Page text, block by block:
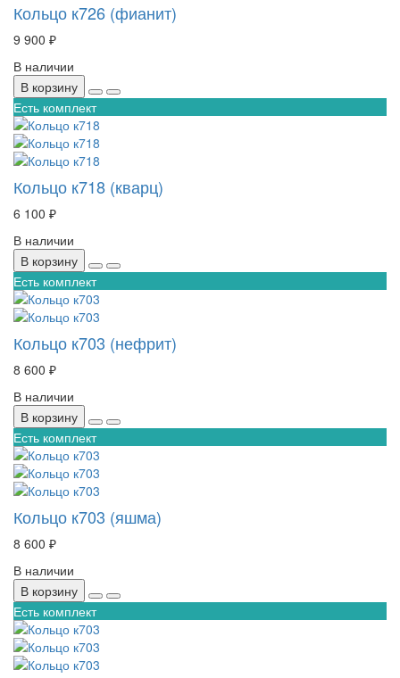
Кольцо к726 (фианит)
9 900 ₽
В наличии
В корзину
Есть комплект
Кольцо к718 (кварц)
6 100 ₽
В наличии
В корзину
Есть комплект
Кольцо к703 (нефрит)
8 600 ₽
В наличии
В корзину
Есть комплект
Кольцо к703 (яшма)
8 600 ₽
В наличии
В корзину
Есть комплект